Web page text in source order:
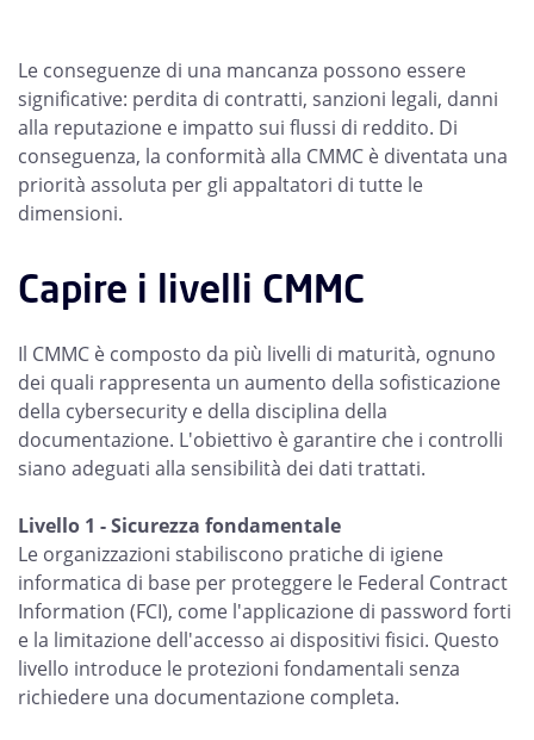
Le conseguenze di una mancanza possono essere
significative: perdita di contratti, sanzioni legali, danni
alla reputazione e impatto sui flussi di reddito. Di
conseguenza, la conformità alla CMMC è diventata una
priorità assoluta per gli appaltatori di tutte le
dimensioni.
Capire i livelli CMMC
Il CMMC è composto da più livelli di maturità, ognuno
dei quali rappresenta un aumento della sofisticazione
della cybersecurity e della disciplina della
documentazione. L'obiettivo è garantire che i controlli
siano adeguati alla sensibilità dei dati trattati.
Livello 1 - Sicurezza fondamentale
Le organizzazioni stabiliscono pratiche di igiene
informatica di base per proteggere le Federal Contract
Information (FCI), come l'applicazione di password forti
e la limitazione dell'accesso ai dispositivi fisici. Questo
livello introduce le protezioni fondamentali senza
richiedere una documentazione completa.